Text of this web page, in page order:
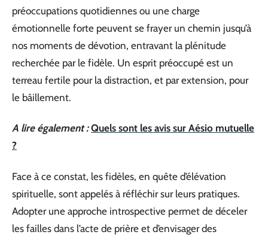
préoccupations quotidiennes ou une charge
émotionnelle forte peuvent se frayer un chemin jusqu’à
nos moments de dévotion, entravant la plénitude
recherchée par le fidèle. Un esprit préoccupé est un
terreau fertile pour la distraction, et par extension, pour
le bâillement.
A lire également : Quels sont les avis sur Aésio mutuelle
?
Face à ce constat, les fidèles, en quête d’élévation
spirituelle, sont appelés à réfléchir sur leurs pratiques.
Adopter une approche introspective permet de déceler
les failles dans l’acte de prière et d’envisager des